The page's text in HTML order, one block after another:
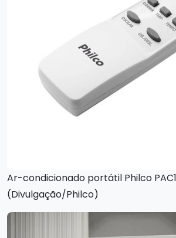
Ar-condicionado portátil Philco
(Divulgação/Philco)